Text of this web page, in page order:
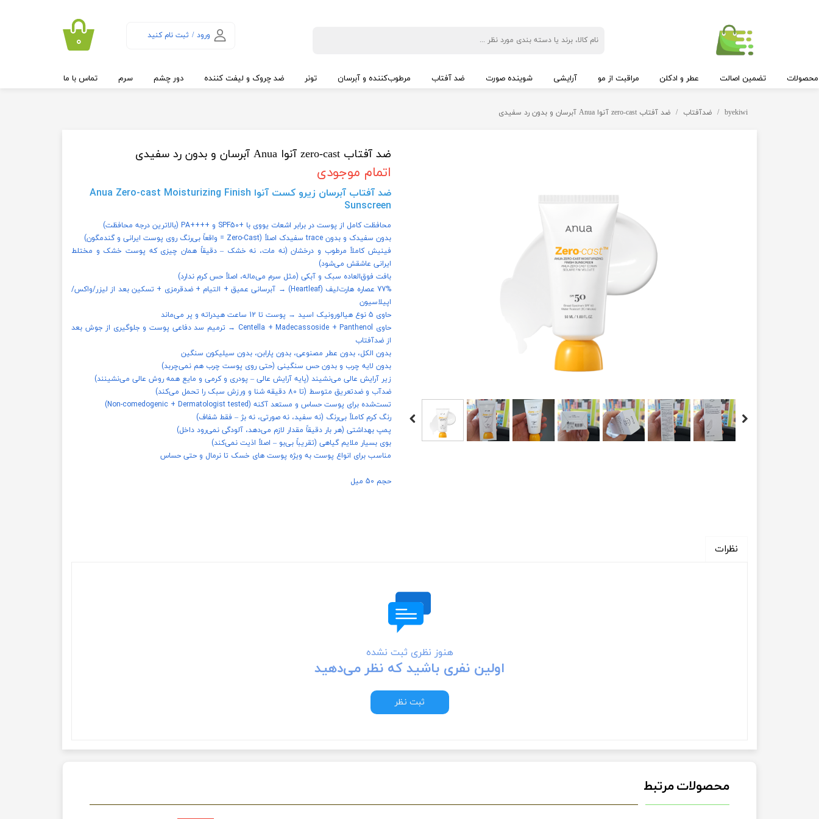
ورود / ثبت نام کنید
تغییر گذر واژه
۰
تضمین اصالت عطر و ادکلن مراقبت از مو آرایشی شوینده صورت ضد آفتاب مرطوب‌کننده و آبرسان تونر ضد چروک و لیفت کننده دور چشم سرم تماس با ما
byekiwi ضدآفتاب ضد آفتاب zero-cast آنوا Anua آبرسان و بدون رد سفیدی
ضد آفتاب zero-cast آنوا Anua آبرسان و بدون رد سفیدی
اتمام موجودی
ضد آفتاب آبرسان زیرو کست آنوا Anua Zero-cast Moisturizing Finish
Sunscreen
محافظت کامل از پوست در برابر اشعات یووی با +SPF50 و ++++PA (بالاترین درجه محافظت)
بدون سفیدک و بدون trace سفیدک اصلاً (Zero-Cast = واقعاً بی‌رنگ روی پوست ایرانی و گندمگون)
فینیش کاملاً مرطوب و درخشان (نه مات، نه خشک – دقیقاً همان چیزی که پوست خشک و مختلط
ایرانی عاشقش می‌شود)
بافت فوق‌العاده سبک و آبکی (مثل سرم می‌ماله، اصلاً حس کرم ندارد)
77% عصاره هارت‌لیف (Heartleaf) → آبرسانی عمیق + التیام + ضدقرمزی + تسکین بعد از لیزر/واکس/
اپیلاسیون
حاوی 5 نوع هیالورونیک اسید → پوست تا 12 ساعت هیدراته و پر می‌ماند
حاوی Centella + Madecassoside + Panthenol → ترمیم سد دفاعی پوست و جلوگیری از جوش بعد
از ضدآفتاب
بدون الکل، بدون عطر مصنوعی، بدون پارابن، بدون سیلیکون سنگین
بدون لایه چرب و بدون حس سنگینی (حتی روی پوست چرب هم نمی‌چربد)
زیر آرایش عالی می‌نشیند (پایه آرایش عالی – پودری و کرمی و مایع همه روش عالی می‌نشینند)
ضدآب و ضدتعریق متوسط (تا 80 دقیقه شنا و ورزش سبک را تحمل می‌کند)
تست‌شده برای پوست حساس و مستعد آکنه (Non-comedogenic + Dermatologist tested)
رنگ کرم کاملاً بی‌رنگ (نه سفید، نه صورتی، نه بژ – فقط شفاف)
پمپ بهداشتی (هر بار دقیقاً مقدار لازم می‌دهد، آلودگی نمی‌رود داخل)
بوی بسیار ملایم گیاهی (تقریباً بی‌بو – اصلاً اذیت نمی‌کند)
مناسب برای انواع پوست به ویژه پوست های خسک تا نرمال و حتی حساس
حجم 50 میل
نظرات
هنوز نظری ثبت نشده
اولین نفری باشید که نظر می‌دهید
ثبت نظر
محصولات مرتبط